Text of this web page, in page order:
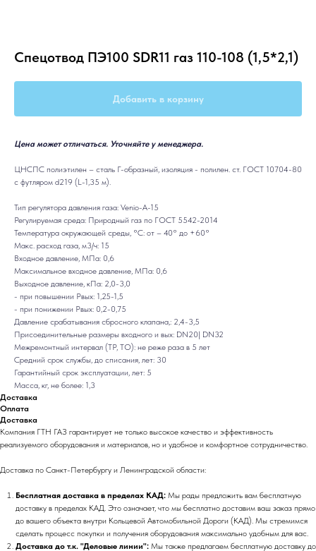
Спецотвод ПЭ100 SDR11 газ 110-108 (1,5*2,1)
Добавить в корзину
Цена может отличаться. Уточняйте у менеджера.
ЦНСПС полиэтилен – сталь Г-образный, изоляция - полилен. ст. ГОСТ 10704-80
с футляром d219 (L-1,35 м).
Тип регулятора давления газа: Venio-A-15
Регулируемая среда: Природный газ по ГОСТ 5542-2014
Температура окружающей среды, °C: от – 40° до +60°
Макс. расход газа, м3/ч: 15
Входное давление, МПа: 0,6
Максимальное входное давление, МПа: 0,6
Выходное давление, кПа: 2,0-3,0
- при повышении Рвых: 1,25-1,5
- при понижении Рвых: 0,2-0,75
Давление срабатывания сбросного клапана,: 2,4-3,5
Присоединительные размеры входного и вых: DN20| DN32
Межремонтный интервал (ТР, ТО): не реже раза в 5 лет
Средний срок службы, до списания, лет: 30
Гарантийный срок эксплуатации, лет: 5
Масса, кг, не более: 1,3
Доставка
Оплата
Доставка
Компания ГТН ГАЗ гарантирует не только высокое качество и эффективность
реализуемого оборудования и материалов, но и удобное и комфортное сотрудничество.
Доставка по Санкт-Петербургу и Ленинградской области:
Бесплатная доставка в пределах КАД: Мы рады предложить вам бесплатную
доставку в пределах КАД. Это означает, что мы бесплатно доставим ваш заказ прямо
до вашего объекта внутри Кольцевой Автомобильной Дороги (КАД). Мы стремимся
сделать процесс покупки и получения оборудования максимально удобным для вас.
Доставка до т.к. "Деловые линии": Мы также предлагаем бесплатную доставку до